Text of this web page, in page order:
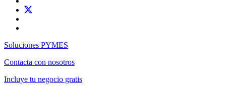
Soluciones PYMES
Contacta con nosotros
Incluye tu negocio gratis